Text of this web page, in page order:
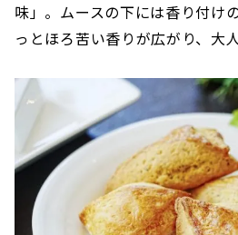
味」。ムースの下には香り付け
っとほろ苦い香りが広がり、大